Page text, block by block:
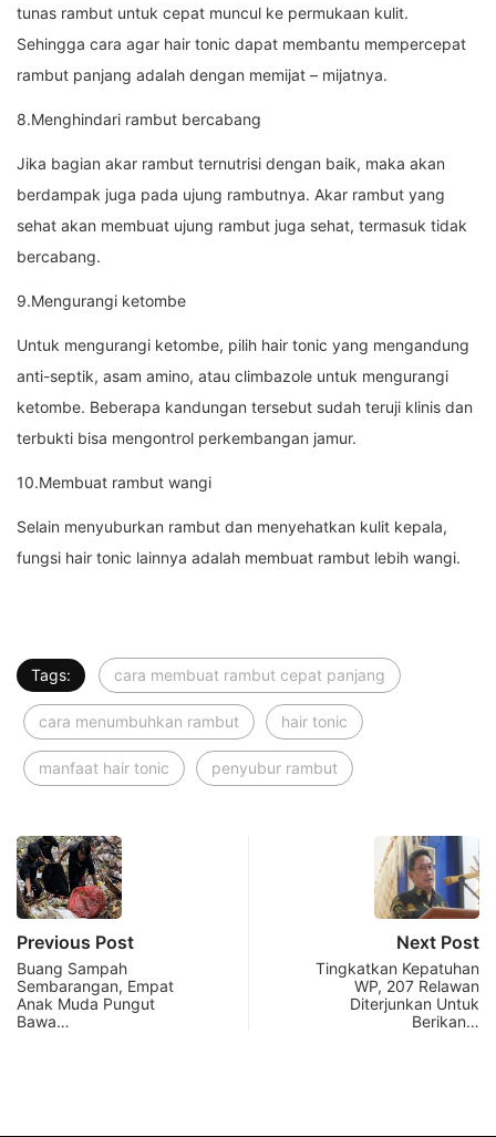
tunas rambut untuk cepat muncul ke permukaan kulit.
Sehingga cara agar hair tonic dapat membantu mempercepat
rambut panjang adalah dengan memijat – mijatnya.
8.Menghindari rambut bercabang
Jika bagian akar rambut ternutrisi dengan baik, maka akan
berdampak juga pada ujung rambutnya. Akar rambut yang
sehat akan membuat ujung rambut juga sehat, termasuk tidak
bercabang.
9.Mengurangi ketombe
Untuk mengurangi ketombe, pilih hair tonic yang mengandung
anti-septik, asam amino, atau climbazole untuk mengurangi
ketombe. Beberapa kandungan tersebut sudah teruji klinis dan
terbukti bisa mengontrol perkembangan jamur.
10.Membuat rambut wangi
Selain menyuburkan rambut dan menyehatkan kulit kepala,
fungsi hair tonic lainnya adalah membuat rambut lebih wangi.
Tags: cara membuat rambut cepat panjang
cara menumbuhkan rambut hair tonic
manfaat hair tonic penyubur rambut
Previous Post
Buang Sampah
Sembarangan, Empat
Anak Muda Pungut
Bawa…
Next Post
Tingkatkan Kepatuhan
WP, 207 Relawan
Diterjunkan Untuk
Berikan…